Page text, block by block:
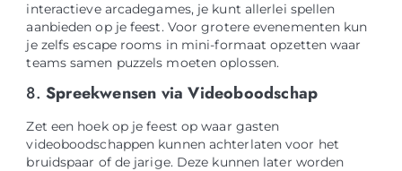
interactieve arcadegames, je kunt allerlei spellen
aanbieden op je feest. Voor grotere evenementen kun
je zelfs escape rooms in mini-formaat opzetten waar
teams samen puzzels moeten oplossen.
8.Spreekwensen via Videoboodschap
Zet een hoek op je feest op waar gasten
videoboodschappen kunnen achterlaten voor het
bruidspaar of de jarige. Deze kunnen later worden